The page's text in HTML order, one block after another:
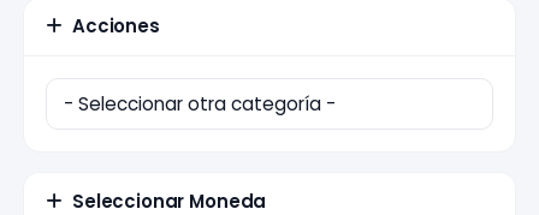
Acciones
Seleccionar Moneda